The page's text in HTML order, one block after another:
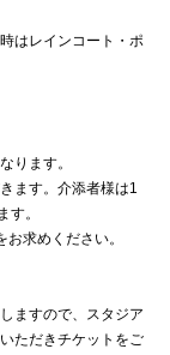
はレインコート・ポ
ります。
ます。介添者様は1
す。
求めください。
ますので、スタジア
ただきチケットをご